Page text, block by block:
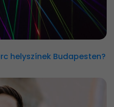
helyszínek Budapesten?